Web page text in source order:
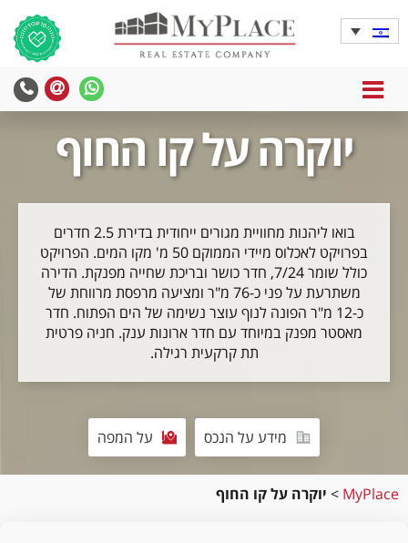
MENU
יוקרה על קו החוף
בואו ליהנות מחוויית מגורים ייחודית בדירת 2.5 חדרים
בפרויקט לאכלוס מיידי הממוקם 50 מ' מקו המים. הפרויקט
כולל שומר 7/24, חדר כושר ובריכת שחייה מפנקת. הדירה
משתרעת על פני כ-76 מ"ר ומציעה מרפסת מרווחת של
כ-12 מ"ר הפונה לנוף עוצר נשימה של הים הפתוח. חדר
מאסטר מפנק במיוחד עם חדר ארונות ענק. חניה פרטית
תת קרקעית רגילה.
מידע על הנכס על המפה
MyPlace
> יוקרה על קו החוף